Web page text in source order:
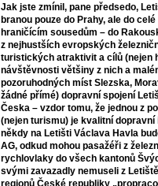
Jak jste zmínil, pane předsedo,
branou pouze do Prahy, ale do
hraničícím sousedům – do
z nejhustších evropských
turistických atraktivit a cílů (nejen
návštěvnosti většiny z nich a
pozoruhodných míst Slezska,
žádné přímé) dopravní spojení
Česka – vzdor tomu, že jednou z
(nejen turismu) je kvalitní
někdy na Letišti Václava Havla
AG, odkud mohou pasažéři z
rychlovlaky do všech kantonů
svými zavazadly nemuseli z
regionů České republiky